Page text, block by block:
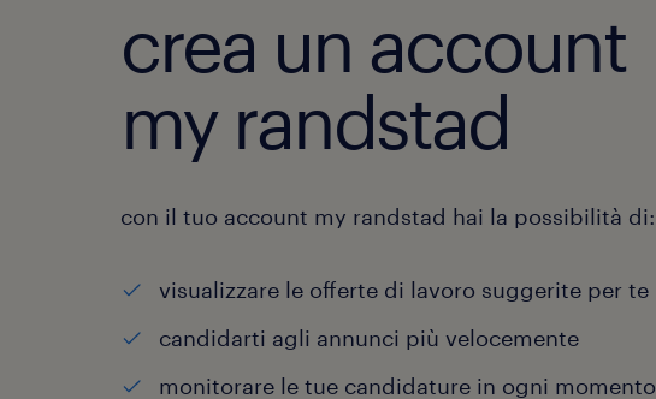
crea un account
my randstad
con il tuo account my randstad hai la possibilità di:
visualizzare le offerte di lavoro suggerite per te
candidarti agli annunci più velocemente
monitorare le tue candidature in ogni momento